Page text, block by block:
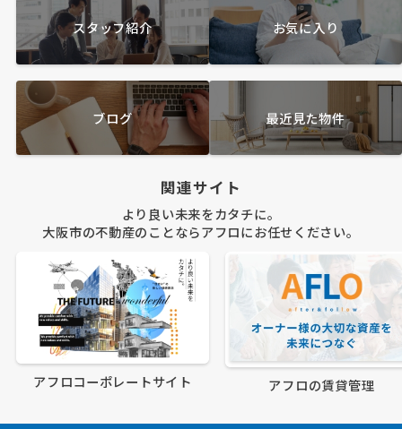
スタッフ紹介 お気に入り
ブログ 最近見た物件
関連サイト
より良い未来をカタチに。
大阪市の不動産のことならアフロにお任せください。
アフロコーポレートサイト アフロの賃貸管理